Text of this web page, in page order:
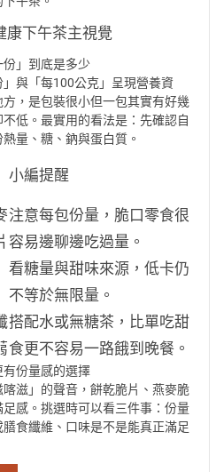
」到底是多少
與「每100公克」呈現營養資
，是包裝很小但一包其實有好幾
低。最實用的看法是：先確認自
量、糖、鈉與蛋白質。
小編提醒
注意每包份量，脆口零食很
容易邊聊邊吃過量。
看糖量與甜味來源，低卡仍
不等於無限量。
搭配水或無糖茶，比單吃甜
食更不容易一路餓到晚餐。
份量感的選擇
滋」的聲音，餅乾脆片、燕麥脆
感。挑選時可以看三件事：份量
食纖維、口味是不是能真正滿足